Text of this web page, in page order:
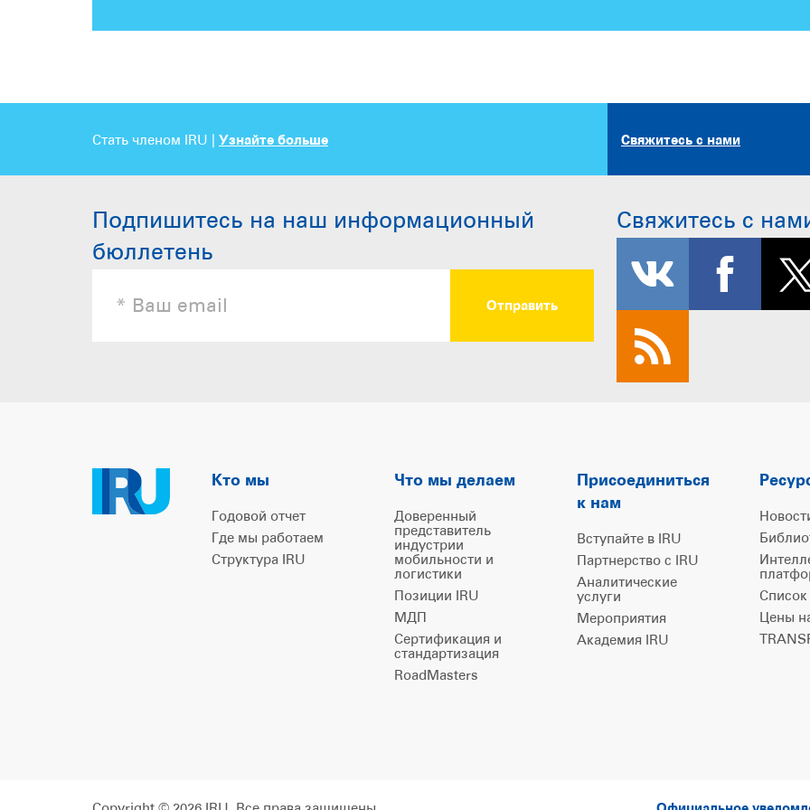
Стать членом IRU | Узнайте больше Свяжитесь с нами
Подпишитесь на наш информационный
бюллетень
Свяжитесь с
Кто мы
Годовой отчет
Где мы работаем
Структура IRU
Что мы делаем
Доверенный
представитель
индустрии
мобильности и
логистики
Позиции IRU
МДП
Сертификация и
стандартизация
RoadMasters
Присоединиться
к нам
Вступайте в IRU
Партнерство с IRU
Аналитические
услуги
Мероприятия
Академия IRU
Список
Цены